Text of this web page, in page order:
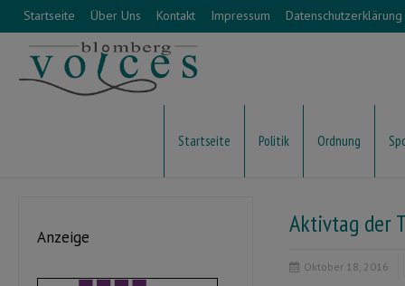
Startseite Über Uns Kontakt Impressum Datenschutzerklärung
Startseite Politik Ordnung
Aktivtag der
Oktober 18, 2016
Anzeige